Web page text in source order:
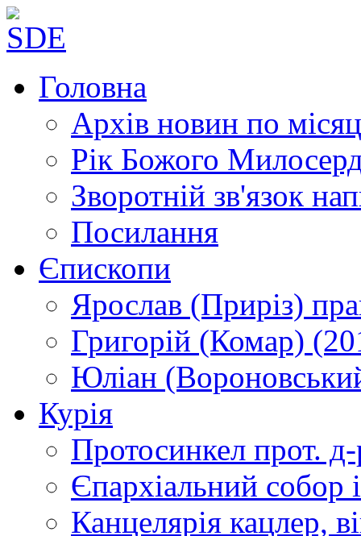
Головна
Архів новин по
Рік Божого
Зворотній зв'язок
Посилання
Єпископи
Ярослав (Приріз)
Григорій (Комар)
Юліан
Курія
Протосинкел прот.
Єпархіальний собор
Канцелярія кацлер,